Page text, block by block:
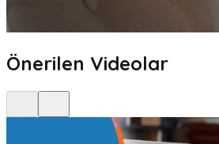
Önerilen Videolar